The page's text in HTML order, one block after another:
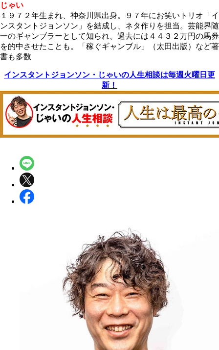
じゃい
１９７２年生まれ、神奈川県出身。９７年にお笑いトリオ「イ
ンスタントジョンソン」を結成し、ネタ作りを担当。芸能界随
一のギャンブラーとして知られ、過去には４４３２万円の馬券
を的中させたことも。「稼ぐギャンブル」（太田出版）など著
書も多数
インスタントジョンソン・じゃいの人生相談は毎週火曜日更
新！